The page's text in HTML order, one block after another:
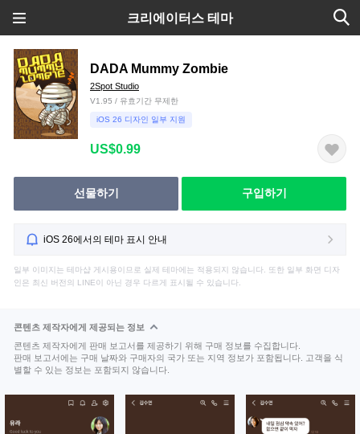
크리에이터스 테마
DADA Mummy Zombie
2Spot Studio
V1.95 / 유효기간 무제한
iOS 26 디자인 일부 지원
US$0.99
선물하기 구입하기
iOS 26에서의 테마 표시 안내
일부 이미지는 테마샵 게시용이므로 실제 테마에는 적용되지 않습니다. 또한 일부 화면 디자
인은 최신 버전의 LINE이 아닌 경우 다르게 표시될 수 있습니다.
콘텐츠 제작자에게 제공되는 정보
콘텐츠 제작자에게 판매 보고서를 제공하기 위해 구매 정보를 수집합니다.
판매 보고서에는 구매 날짜와 구매자의 국가 또는 지역 정보가 포함됩니다. 고객을 식
별할 수 있는 정보는 포함되지 않습니다.